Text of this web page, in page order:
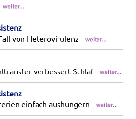
von Heterovirulenz
verbessert Schlaf
einfach aushungern